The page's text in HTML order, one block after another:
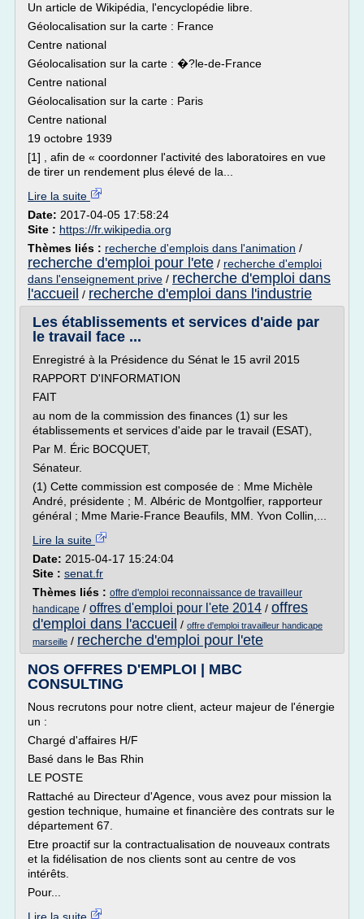
Un article de Wikipédia, l'encyclopédie libre.
Géolocalisation sur la carte : France
Centre national
Géolocalisation sur la carte : �?le-de-France
Centre national
Géolocalisation sur la carte : Paris
Centre national
19 octobre 1939
[1] , afin de « coordonner l'activité des laboratoires en vue
de tirer un rendement plus élevé de la...
Lire la suite
Date: 2017-04-05 17:58:24
Site : https://fr.wikipedia.org
Thèmes liés : recherche d'emplois dans l'animation /
recherche d'emploi pour l'ete / recherche d'emploi
dans l'enseignement prive / recherche d'emploi dans
l'accueil / recherche d'emploi dans l'industrie
Les établissements et services d'aide par
le travail face ...
Enregistré à la Présidence du Sénat le 15 avril 2015
RAPPORT D'INFORMATION
FAIT
au nom de la commission des finances (1) sur les
établissements et services d'aide par le travail (ESAT),
Par M. Éric BOCQUET,
Sénateur.
(1) Cette commission est composée de : Mme Michèle
André, présidente ; M. Albéric de Montgolfier, rapporteur
général ; Mme Marie-France Beaufils, MM. Yvon Collin,...
Lire la suite
Date: 2015-04-17 15:24:04
Site : senat.fr
Thèmes liés : offre d'emploi reconnaissance de travailleur
handicape / offres d'emploi pour l'ete 2014 / offres
d'emploi dans l'accueil / offre d'emploi travailleur handicape
marseille / recherche d'emploi pour l'ete
NOS OFFRES D'EMPLOI | MBC
CONSULTING
Nous recrutons pour notre client, acteur majeur de l'énergie
un :
Chargé d'affaires H/F
Basé dans le Bas Rhin
LE POSTE
Rattaché au Directeur d'Agence, vous avez pour mission la
gestion technique, humaine et financière des contrats sur le
département 67.
Etre proactif sur la contractualisation de nouveaux contrats
et la fidélisation de nos clients sont au centre de vos
intérêts.
Pour...